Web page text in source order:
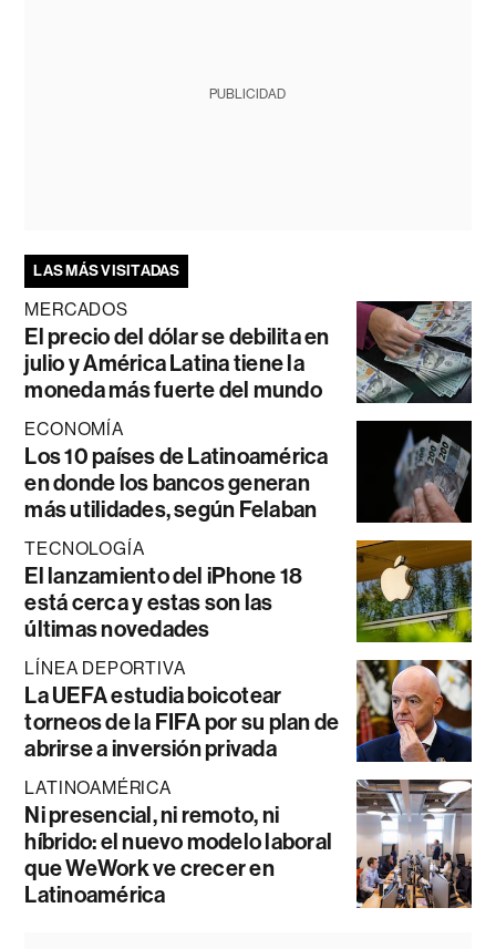
PUBLICIDAD
LAS MÁS VISITADAS
MERCADOS
El precio del dólar se debilita en
julio y América Latina tiene la
moneda más fuerte del mundo
ECONOMÍA
Los 10 países de Latinoamérica
en donde los bancos generan
más utilidades, según Felaban
TECNOLOGÍA
El lanzamiento del iPhone 18
está cerca y estas son las
últimas novedades
LÍNEA DEPORTIVA
La UEFA estudia boicotear
torneos de la FIFA por su plan de
abrirse a inversión privada
LATINOAMÉRICA
Ni presencial, ni remoto, ni
híbrido: el nuevo modelo laboral
que WeWork ve crecer en
Latinoamérica